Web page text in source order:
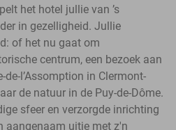
het hotel jullie van ’s
in gezelligheid. Jullie
of het nu gaat om
centrum, een bezoek aan
l’Assomption in Clermont-
de natuur in de Puy-de-Dôme.
sfeer en verzorgde inrichting
aangenaam uitje met z'n